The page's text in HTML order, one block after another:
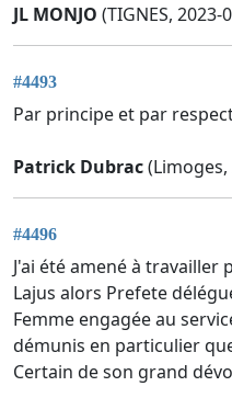
JL MONJO (TIGNES, 2023-
#4493
Par principe et par
Patrick Dubrac(Limoges,
#4496
J'ai été amené à travailler
Lajus alors Prefete
Femme engagée au
démunis en particulier
Certain de son grand